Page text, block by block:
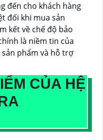
đến cho khách hàng
đối khi mua sản
kết về chế độ bảo
là niềm tin của
phẩm và hỗ trợ
CỦA HỆ